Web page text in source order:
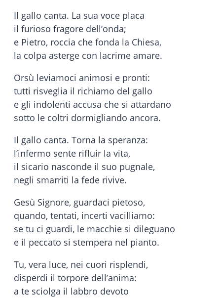
Il gallo canta. La sua voce placa
il furioso fragore dell’onda;
e Pietro, roccia che fonda la Chiesa,
la colpa asterge con lacrime amare.
Orsù leviamoci animosi e pronti:
tutti risveglia il richiamo del gallo
e gli indolenti accusa che si attardano
sotto le coltri dormigliando ancora.
Il gallo canta. Torna la speranza:
l’infermo sente rifluir la vita,
il sicario nasconde il suo pugnale,
negli smarriti la fede rivive.
Gesù Signore, guardaci pietoso,
quando, tentati, incerti vacilliamo:
se tu ci guardi, le macchie si dileguano
e il peccato si stempera nel pianto.
Tu, vera luce, nei cuori risplendi,
disperdi il torpore dell’anima:
a te sciolga il labbro devoto